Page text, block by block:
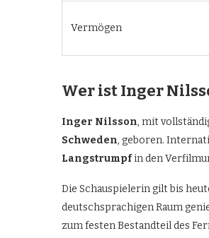
Vermögen
Wer ist Inger
Inger Nilsson, mit
Schweden, geboren.
Langstrumpfin den
Die Schauspielerin gilt bis
deutschsprachigen Raum
zum festen Bestandteil des